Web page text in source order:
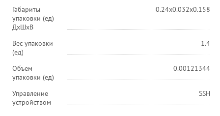
Габариты
упаковки (ед)
ДхШхВ
0.24x0.032x0.158
Вес упаковки
(ед)
1.4
Объем
упаковки (ед)
0.00121344
Управление
устройством
SSH